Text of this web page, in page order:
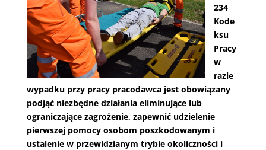
234
Kode
ksu
Pracy
w
razie
wypadku przy pracy pracodawca jest obowiązany
podjąć niezbędne działania eliminujące lub
ograniczające zagrożenie, zapewnić udzielenie
pierwszej pomocy osobom poszkodowanym i
ustalenie w przewidzianym trybie okoliczności i